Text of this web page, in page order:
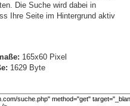
Die Suche wird dabei in
Ihre Seite im Hintergrund aktiv
165x60 Pixel
1629 Byte